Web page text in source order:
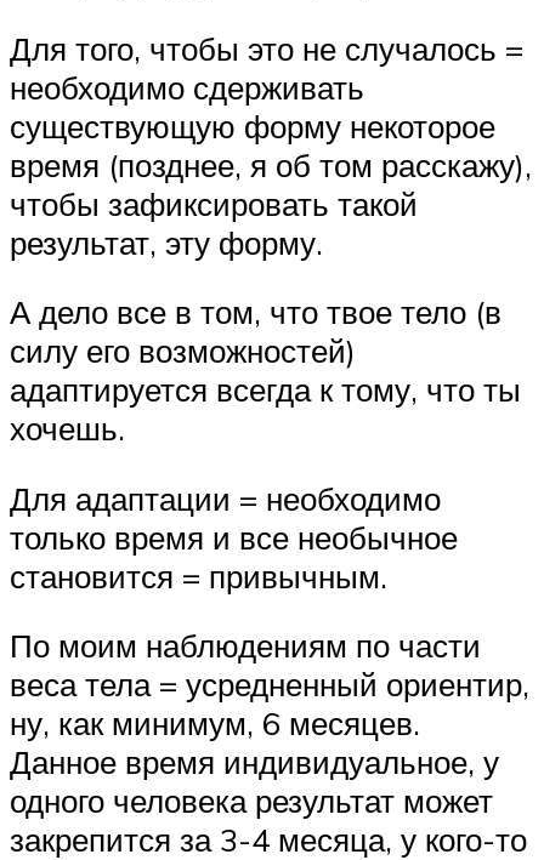
Для того, чтобы это не случалось =
необходимо сдерживать
существующую форму некоторое
время (позднее, я об том расскажу),
чтобы зафиксировать такой
результат, эту форму.
А дело все в том, что твое тело (в
силу его возможностей)
адаптируется всегда к тому, что ты
хочешь.
Для адаптации = необходимо
только время и все необычное
становится = привычным.
По моим наблюдениям по части
веса тела = усредненный ориентир,
ну, как минимум, 6 месяцев.
Данное время индивидуальное, у
одного человека результат может
закрепится за 3-4 месяца, у кого-то